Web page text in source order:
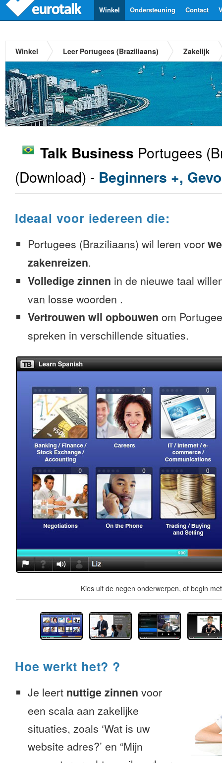
Contact
Ondersteuning
Winkel
Winkel Leer Portugees (Braziliaans) Zakelijk
Talk Business Portugees
(Download) - Beginners +,
Ideaal voor iedereen die:
Portugees (Braziliaans) wil leren voor
zakenreizen.
Volledige zinnen in de nieuwe taal
van losse woorden .
Vertrouwen wil opbouwen om
spreken in verschillende situaties.
Kies uit de negen onderwerpen, of begin
Hoe werkt het? ?
Je leert nuttige zinnen voor
een scala aan zakelijke
situaties, zoals ‘Wat is uw
website adres?’ en “Mijn